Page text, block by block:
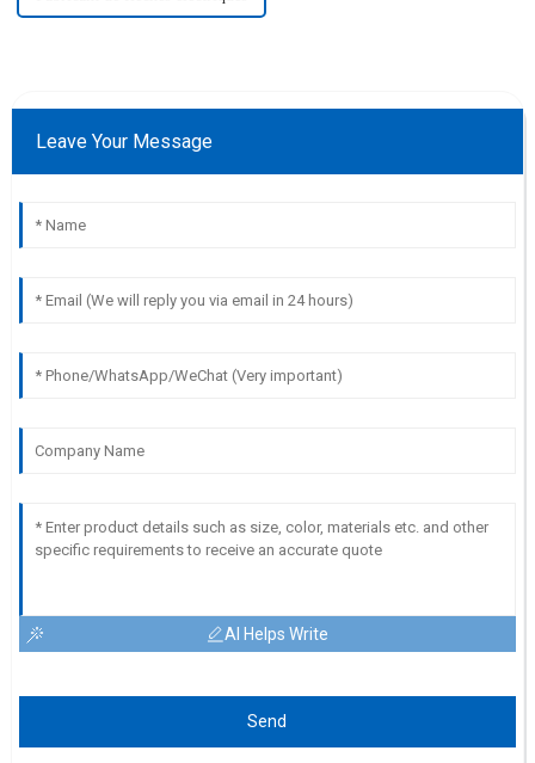
Leave Your Message
AI Helps Write
Send